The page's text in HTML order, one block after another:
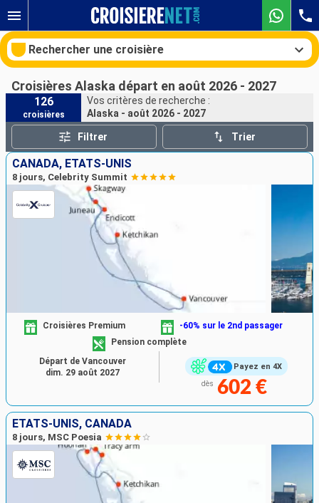
Rechercher une croisière
Nos destinations
Mois de départ
Ports
Rechercher
Croisières Alaska départ en août 2026 - 2027
126
croisières
Vos critères de recherche :
Alaska - août 2026 - 2027
Filtrer Trier
CANADA, ÉTATS-UNIS
8 jours, Celebrity Summit
Payez en 4X
Croisières Premium
-60% sur le 2nd passager
Pension complète
dès 602 €
Départ de Vancouver
dim. 29 août 2027
ÉTATS-UNIS, CANADA
8 jours, MSC Poesia